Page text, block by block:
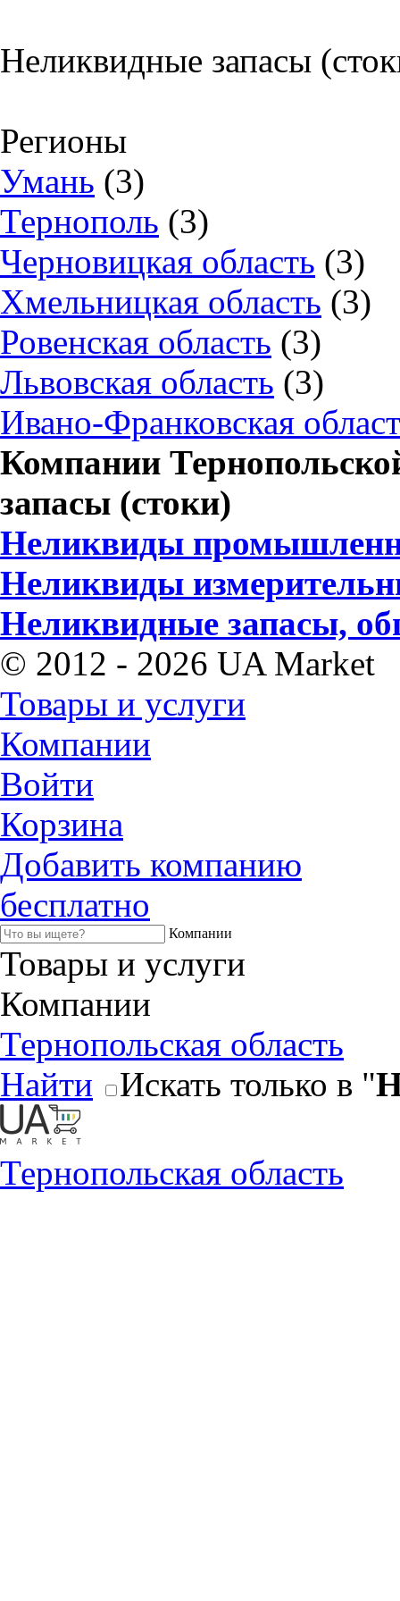
Неликвидные запасы
Регионы
Умань (3)
Тернополь (3)
Черновицкая область (3)
Хмельницкая область (3)
Ровенская область (3)
Львовская область (3)
Ивано-Франковская
Компании
запасы (стоки)
Неликвиды
Неликвиды
Неликвидные запасы,
© 2012 - 2026 UA Market
Товары и услуги
Компании
Войти
Корзина
Добавить компанию
бесплатно
Компании
Товары и услуги
Компании
Тернопольская область
Найти
Искать только в "
Тернопольская область